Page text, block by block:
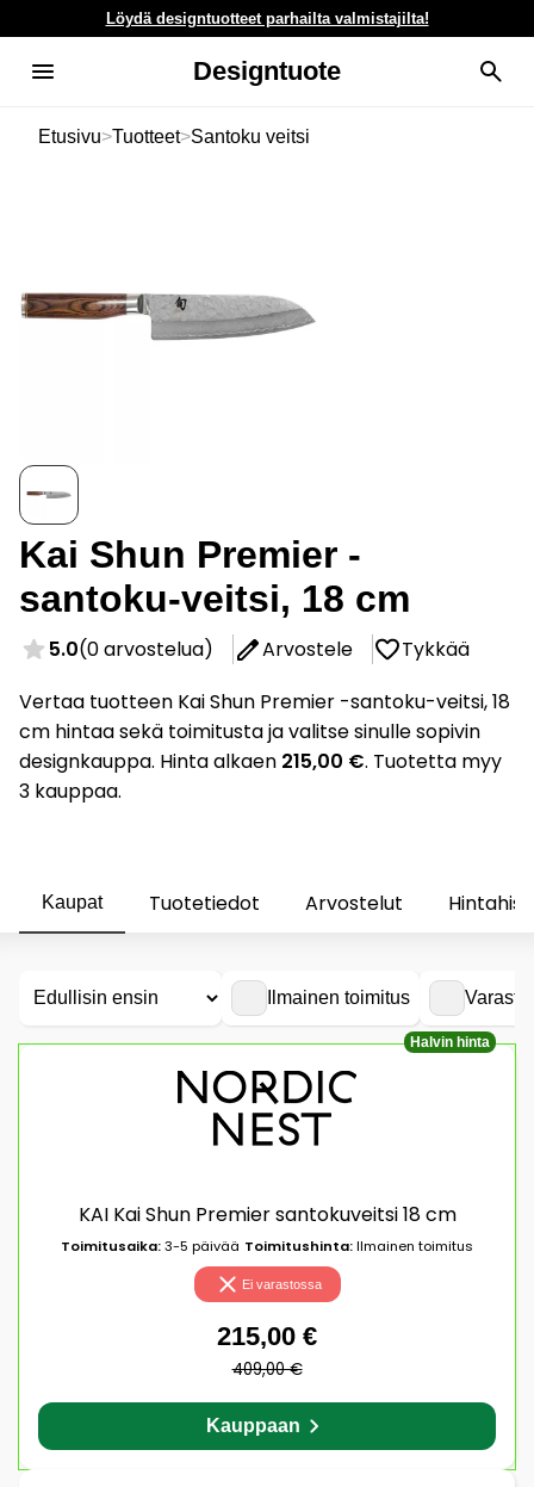
Löydä designtuotteet parhailta valmistajilta!
Designtuote
Etusivu>Tuotteet>Santoku veitsi
Kai Shun Premier -
santoku-veitsi, 18 cm
5.0(0 arvostelua) Arvostele
Tykkää
Vertaa tuotteen Kai Shun Premier -santoku-veitsi, 18
cm hintaa sekä toimitusta ja valitse sinulle sopivin
designkauppa. Hinta alkaen 215,00 €. Tuotetta myy
3 kauppaa.
Kaupat Tuotetiedot Arvostelut
Ilmainen toimitus
Halvin hinta
KAI Kai Shun Premier santokuveitsi 18 cm
Toimitusaika:3-5 päivää Toimitushinta:Ilmainen toimitus
Ei varastossa
215,00 €
409,00 €
Kauppaan